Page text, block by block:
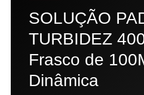
SOLUÇÃO
TURBIDEZ
Frasco de
Dinâmica